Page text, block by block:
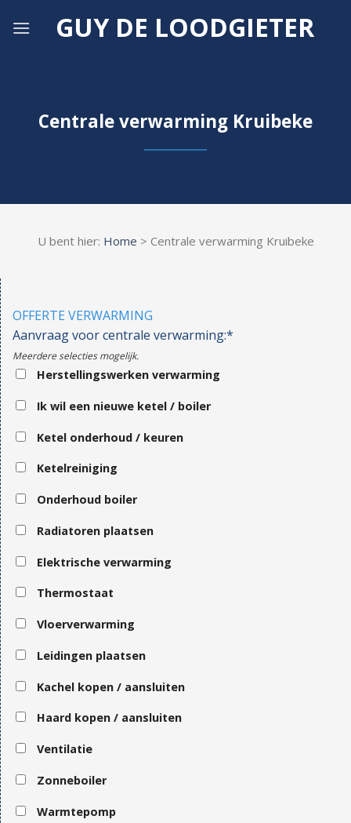
GUY DE LOODGIETER
Centrale verwarming Kruibeke
U bent hier: Home > Centrale verwarming Kruibeke
OFFERTE VERWARMING
Aanvraag voor centrale verwarming:*
Meerdere selecties mogelijk.
Herstellingswerken verwarming
Ik wil een nieuwe ketel / boiler
Ketel onderhoud / keuren
Ketelreiniging
Onderhoud boiler
Radiatoren plaatsen
Elektrische verwarming
Thermostaat
Vloerverwarming
Leidingen plaatsen
Kachel kopen / aansluiten
Haard kopen / aansluiten
Ventilatie
Zonneboiler
Warmtepomp